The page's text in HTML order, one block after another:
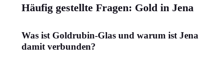
Häufig gestellte Fragen: Gold in Jena
Was ist Goldrubin-Glas und warum ist Jena
damit verbunden?